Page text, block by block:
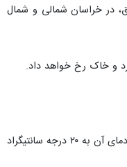
در خراسان شمالی و شمال
و خاک رخ خواهد داد.
امروز آسمان تهران صاف تا کمی ابری همراه با وزش باد، در برخی ساعت‌ها باد شدید، همراه با احتمال گرد و خاک است. بیشینه دمای امروز پایتخت به ۳۱ و کمینه دمای آن به ۲۰ درجه سانتیگراد